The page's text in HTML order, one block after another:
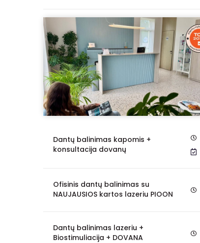
Dantų balinimas kapomis +
konsultacija dovanų
Ofisinis dantų balinimas su
NAUJAUSIOS kartos lazeriu PIOON
Dantų balinimas lazeriu +
Biostimuliacija + DOVANA